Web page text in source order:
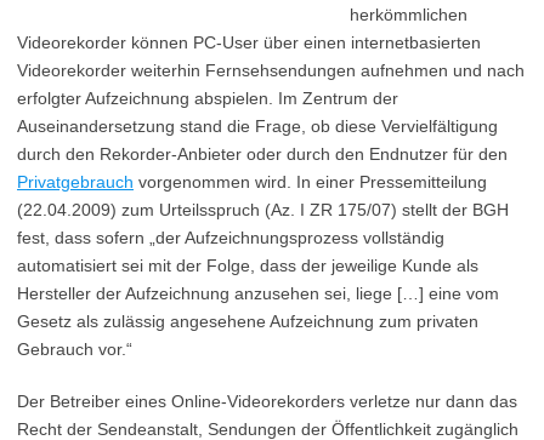
herkömmlichen
Videorekorder können PC-User über einen internetbasierten
Videorekorder weiterhin Fernsehsendungen aufnehmen und nach
erfolgter Aufzeichnung abspielen. Im Zentrum der
Auseinandersetzung stand die Frage, ob diese Vervielfältigung
durch den Rekorder-Anbieter oder durch den Endnutzer für den
Privatgebrauch vorgenommen wird. In einer Pressemitteilung
(22.04.2009) zum Urteilsspruch (Az. I ZR 175/07) stellt der BGH
fest, dass sofern „der Aufzeichnungsprozess vollständig
automatisiert sei mit der Folge, dass der jeweilige Kunde als
Hersteller der Aufzeichnung anzusehen sei, liege […] eine vom
Gesetz als zulässig angesehene Aufzeichnung zum privaten
Gebrauch vor.“
Der Betreiber eines Online-Videorekorders verletze nur dann das
Recht der Sendeanstalt, Sendungen der Öffentlichkeit zugänglich